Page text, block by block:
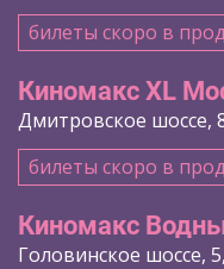
билеты скоро в
Киномакс XL
Дмитровское шоссе,
билеты скоро в
Киномакс
Головинское шоссе,